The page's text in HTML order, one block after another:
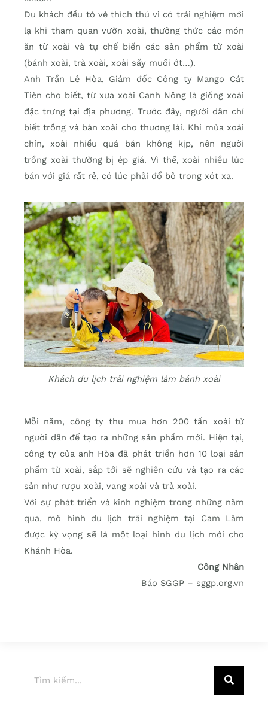
Du khách đều tỏ vẻ thích thú vì có trải nghiệm mới
lạ khi tham quan vườn xoài, thưởng thức các món
ăn từ xoài và tự chế biến các sản phẩm từ xoài
(bánh xoài, trà xoài, xoài sấy muối ớt…).
Anh Trần Lê Hòa, Giám đốc Công ty Mango Cát
Tiên cho biết, từ xưa xoài Canh Nông là giống xoài
đặc trưng tại địa phương. Trước đây, người dân chỉ
biết trồng và bán xoài cho thương lái. Khi mùa xoài
chín, xoài nhiều quá bán không kịp, nên người
trồng xoài thường bị ép giá. Vì thế, xoài nhiều lúc
bán với giá rất rẻ, có lúc phải đổ bỏ trong xót xa.
Khách du lịch trải nghiệm làm bánh xoài
Mỗi năm, công ty thu mua hơn 200 tấn xoài từ
người dân để tạo ra những sản phẩm mới. Hiện tại,
công ty của anh Hòa đã phát triển hơn 10 loại sản
phẩm từ xoài, sắp tới sẽ nghiên cứu và tạo ra các
sản như rượu xoài, vang xoài và trà xoài.
Với sự phát triển và kinh nghiệm trong những năm
qua, mô hình du lịch trải nghiệm tại Cam Lâm
được kỳ vọng sẽ là một loại hình du lịch mới cho
Khánh Hòa.
Công Nhân
Báo SGGP – sggp.org.vn